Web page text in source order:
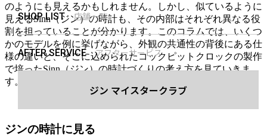
SHOP LIST 店舗一覧
AFTER SERVICE アフターサービス
ジン マイスタークラブ
のようにも見えるかもしれません。しかし、似ているように
見えるSinn（ジン）の時計も、その内部はそれぞれ異なる役
割を担っていることが分かります。このコラムでは、いくつ
かのモデルを例に挙げながら、外観の共通性の背後にある仕
様の違いと、そこに込められたコックピットクロックの製作
で培ったSinn（ジン）の時計づくりの考え方を見ていきま
す。
ジンの時計に見る